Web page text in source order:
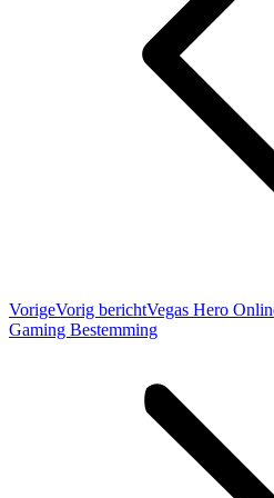
VorigeVorig berichtVegas Hero
Gaming Bestemming